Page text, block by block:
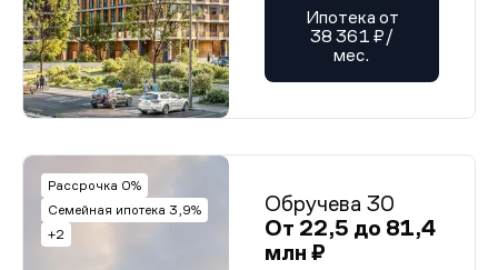
Ипотека от
38 361 ₽/
мес.
Рассрочка 0%
Семейная ипотека 3,9%
+2
Обручева 30
От 22,5 до 81,4
млн ₽